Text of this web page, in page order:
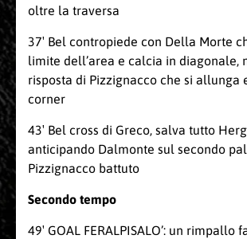
oltre la traversa
37′ Bel contropiede con Della Morte
limite dell’area e calcia in diagonale,
risposta di Pizzignacco che si allunga
corner
43′ Bel cross di Greco, salva tutto
anticipando Dalmonte sul secondo
Pizzignacco battuto
Secondo tempo
49′ GOAL FERALPISALO’: un rimpallo